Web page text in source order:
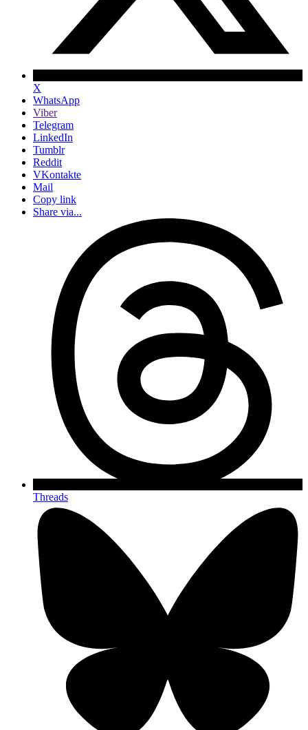
X
WhatsApp
Viber
Telegram
LinkedIn
Tumblr
Reddit
VKontakte
Mail
Copy link
Share via...
Threads